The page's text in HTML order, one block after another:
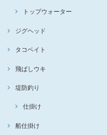
トップウォーター
ジグヘッド
タコベイト
飛ばしウキ
堤防釣り
仕掛け
船仕掛け